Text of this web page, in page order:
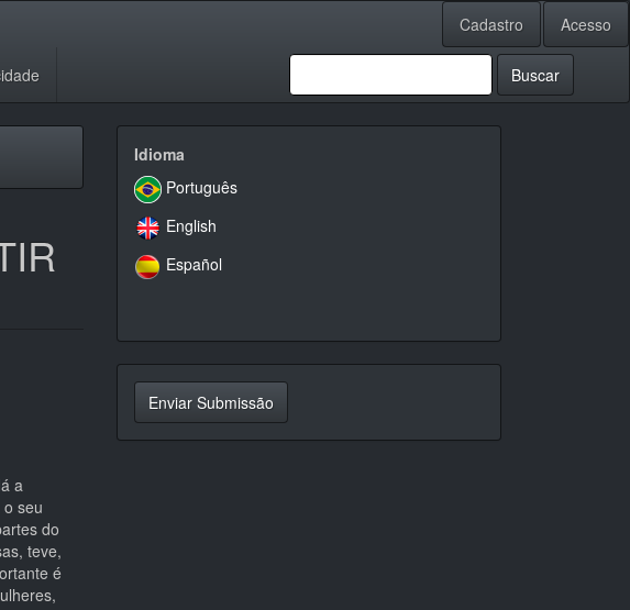
Cadastro Acesso
Buscar
a
seu
do
teve,
é
idioma
Idioma
Português
English
Español
Enviar
Submissão
Enviar Submissão